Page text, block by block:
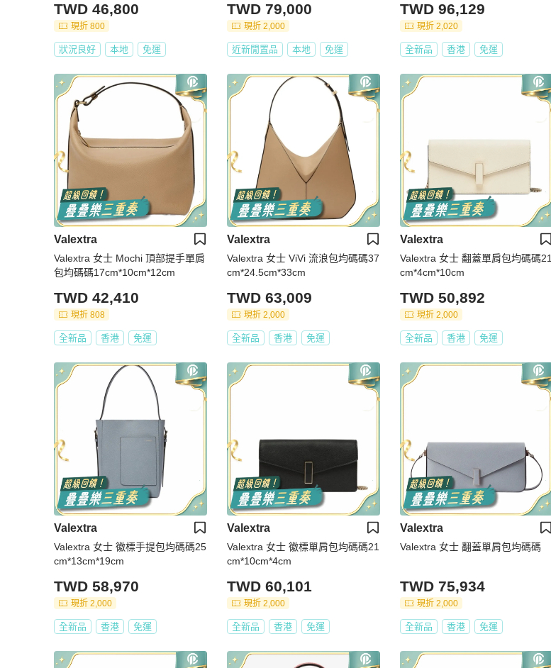
TWD 46,800
現折 800
狀況良好 本地 免運
TWD 79,000
現折 2,000
近新閒置品 本地 免運
TWD 96,129
現折 2,020
全新品 香港 免運
Valextra
Valextra 女士 Mochi 頂部提手單肩
包均碼碼17cm*10cm*12cm
TWD 42,410
現折 808
全新品 香港 免運
Valextra
Valextra 女士 ViVi 流浪包均碼碼37
cm*24.5cm*33cm
TWD 63,009
現折 2,000
全新品 香港 免運
Valextra
Valextra 女士 翻蓋單肩包均碼碼21
cm*4cm*10cm
TWD 50,892
現折 2,000
全新品 香港 免運
Valextra
Valextra 女士 徽標手提包均碼碼25
cm*13cm*19cm
TWD 58,970
現折 2,000
全新品 香港 免運
Valextra
Valextra 女士 徽標單肩包均碼碼21
cm*10cm*4cm
TWD 60,101
現折 2,000
全新品 香港 免運
Valextra
Valextra 女士 翻蓋單肩包均碼碼
TWD 75,934
現折 2,000
全新品 香港 免運